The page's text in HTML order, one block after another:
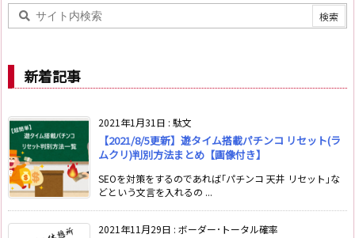
新着記事
2021年1月31日 : 駄文
【2021/8/5更新】遊タイム搭載パチンコ リセット(ラ
ムクリ)判別方法まとめ【画像付き】
SEOを対策をするのであれば｢パチンコ 天井 リセット｣な
どという文言を入れるの ...
2021年11月29日 : ボーダー･トータル確率